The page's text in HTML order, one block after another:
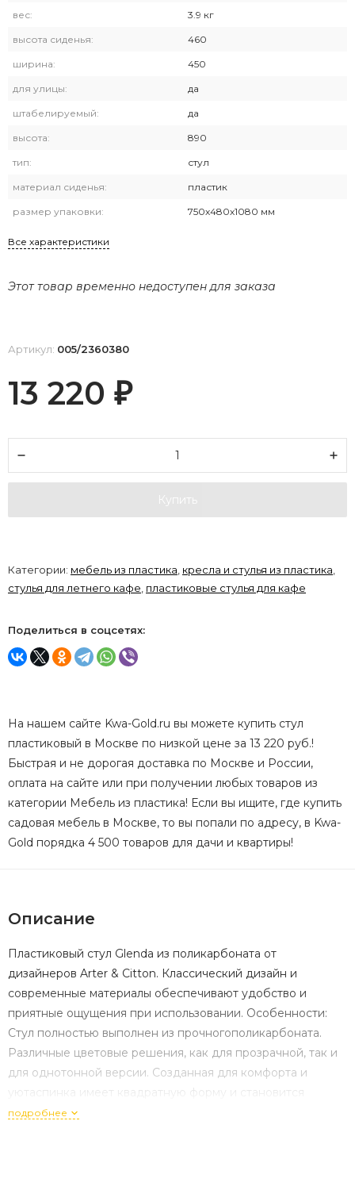
вес: 3.9 кг
высота сиденья: 460
ширина: 450
для улицы: да
штабелируемый: да
высота: 890
тип: стул
материал сиденья: пластик
размер упаковки: 750х480х1080 мм
Все характеристики
Этот товар временно недоступен для заказа
Артикул: 005/2360380
13 220 ₽
Купить
Категории: мебель из пластика, кресла и стулья из пластика,
стулья для летнего кафе, пластиковые стулья для кафе
Поделиться в соцсетях:
На нашем сайте Kwa-Gold.ru вы можете купить стул
пластиковый в Москве по низкой цене за 13 220 руб.!
Быстрая и не дорогая доставка по Москве и России,
оплата на сайте или при получении любых товаров из
категории Мебель из пластика! Если вы ищите, где купить
садовая мебель в Москве, то вы попали по адресу, в Kwa-
Gold порядка 4 500 товаров для дачи и квартиры!
Описание
Пластиковый стул Glenda из поликарбоната от
дизайнеров Arter & Citton. Классический дизайн и
современные материалы обеспечивают удобство и
приятные ощущения при использовании. Особенности:
Стул полностью выполнен из прочногополикарбоната.
Различные цветовые решения, как для прозрачной, так и
для однотонной версии. Созданная для комфорта и
тоньше к верху. Возможность штабелирования для
подробнее